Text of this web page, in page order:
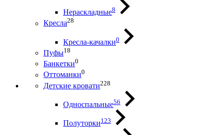
Нераскладные8
Кресла28
Кресла-качалки0
Пуфы18
Банкетки0
Оттоманки0
Детские кровати228
Односпальные56
Полуторки123